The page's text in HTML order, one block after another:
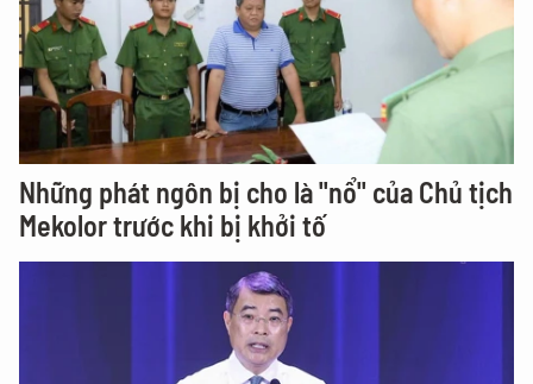
Những phát ngôn bị cho là "nổ" của Chủ tịch
Mekolor trước khi bị khởi tố